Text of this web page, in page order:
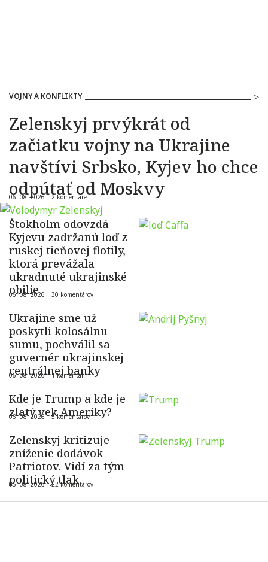
VOJNY A KONFLIKTY
Zelenskyj prvýkrát od
začiatku vojny na Ukrajine
navštívi Srbsko, Kyjev ho chce
odpútať od Moskvy
06. 08. 2026 | 2 komentáre
Štokholm odovzdá
Kyjevu zadržanú loď z
ruskej tieňovej flotily,
ktorá prevážala
ukradnuté ukrajinské
obilie
06. 08. 2026 | 30 komentárov
Ukrajine sme už
poskytli kolosálnu
sumu, pochválil sa
guvernér ukrajinskej
centrálnej banky
06. 08. 2026 |1 komentár
Kde je Trump a kde je
zlatý vek Ameriky?
06. 08. 2026 |5 komentárov
Zelenskyj kritizuje
zníženie dodávok
Patriotov. Vidí za tým
politický tlak
05. 08. 2026 |22 komentárov